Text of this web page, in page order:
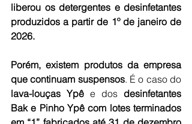
liberou os detergentes e desinfetantes
produzidos a partir de 1º de janeiro de
2026.
Porém, existem produtos da empresa
que continuam suspensos
lava-louças Ypê e dos desinfetantes
Bak e Pinho Ypê com lotes terminados